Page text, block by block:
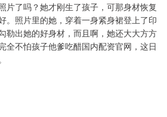
片了吗？她才刚生了孩子，可那身材恢复
。照片里的她，穿着一身紧身裙登上了印
勒出她的好身材，而且啊，她还大大方方
全不怕孩子他爹吃醋国内配资官网，这日